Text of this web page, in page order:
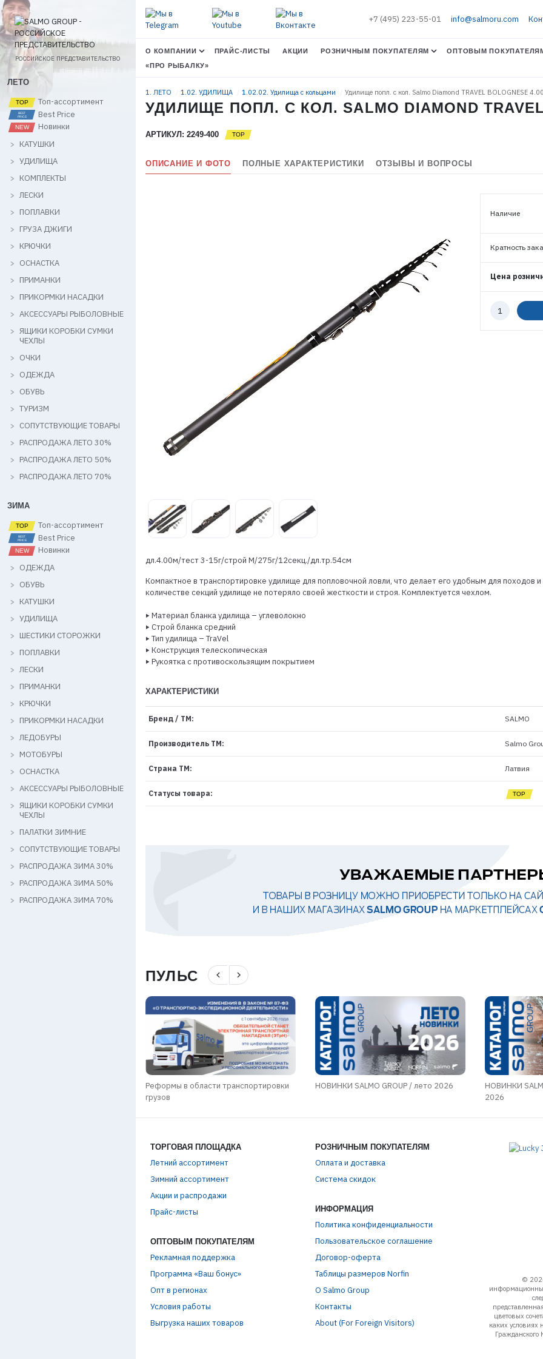
ЭЛЕКТРОННАЯ ПОЧТА (ЛОГИН)
ПАРОЛЬ
РОССИЙСКОЕ ПРЕДСТАВИТЕЛЬСТВО
ЛЕТО
Топ-ассортимент
Best Price
Новинки
КАТУШКИ
УДИЛИЩА
КОМПЛЕКТЫ
ЛЕСКИ
ПОПЛАВКИ
ГРУЗА ДЖИГИ
КРЮЧКИ
ОСНАСТКА
ПРИМАНКИ
ПРИКОРМКИ НАСАДКИ
АКСЕССУАРЫ РЫБОЛОВНЫЕ
ЯЩИКИ КОРОБКИ СУМКИ
ЧЕХЛЫ
ОЧКИ
ОДЕЖДА
ОБУВЬ
ТУРИЗМ
СОПУТСТВУЮЩИЕ ТОВАРЫ
РАСПРОДАЖА ЛЕТО 30%
РАСПРОДАЖА ЛЕТО 50%
РАСПРОДАЖА ЛЕТО 70%
ЗИМА
Топ-ассортимент
Best Price
Новинки
ОДЕЖДА
ОБУВЬ
КАТУШКИ
УДИЛИЩА
ШЕСТИКИ СТОРОЖКИ
ПОПЛАВКИ
ЛЕСКИ
ПРИМАНКИ
КРЮЧКИ
ПРИКОРМКИ НАСАДКИ
ЛЕДОБУРЫ
МОТОБУРЫ
ОСНАСТКА
АКСЕССУАРЫ РЫБОЛОВНЫЕ
ЯЩИКИ КОРОБКИ СУМКИ
ЧЕХЛЫ
ПАЛАТКИ ЗИМНИЕ
СОПУТСТВУЮЩИЕ ТОВАРЫ
РАСПРОДАЖА ЗИМА 30%
РАСПРОДАЖА ЗИМА 50%
РАСПРОДАЖА ЗИМА 70%
+7 (495) 223-55-01 info@salmoru.com
О КОМПАНИИ ПРАЙС-ЛИСТЫ АКЦИИ РОЗНИЧНЫМ ПОКУПАТЕЛЯМ ОПТОВЫМ
«ПРО РЫБАЛКУ»
1. ЛЕТО 1.02. УДИЛИЩА 1.02.02. Удилища с кольцами Удилище попл. с кол. Salmo Diamond TRAVEL BOLOGNESE 4.00
УДИЛИЩЕ ПОПЛ. С КОЛ. SALMO DIAMOND TRAVEL
АРТИКУЛ: 2249-400
ОПИСАНИЕ И ФОТО ПОЛНЫЕ ХАРАКТЕРИСТИКИ ОТЗЫВЫ И ВОПРОСЫ
Наличие
Кратность
Цена
Количество
дл.4.00м/тест 3-15г/строй M/275г/12секц./дл.тр.54см
Компактное в транспортировке удилище для попловочной ловли, что делает его удобным для
количестве секций удилище не потеряло своей жесткости и строя. Комплектуется чехлом.
‣ Материал бланка удилища – углеволокно
‣ Строй бланка средний
‣ Тип удилища – TraVel
‣ Конструкция телескопическая
‣ Рукоятка с противоскользящим покрытием
ХАРАКТЕРИСТИКИ
Бренд / ТМ: SALMO
Производитель ТМ: Salmo
Страна ТМ: Латвия
Статусы товара:
ПУЛЬС navigate_before navigate_next
Реформы в области транспортировки
грузов
НОВИНКИ SALMO GROUP / лето 2026
НОВИНКИ
2026
ТОРГОВАЯ ПЛОЩАДКА
Летний ассортимент
Зимний ассортимент
Акции и распродажи
Прайс-листы
ОПТОВЫМ ПОКУПАТЕЛЯМ
Рекламная поддержка
Программа «Ваш бонус»
Опт в регионах
Условия работы
Выгрузка наших товаров
РОЗНИЧНЫМ ПОКУПАТЕЛЯМ
Оплата и доставка
Система скидок
ИНФОРМАЦИЯ
Политика конфиденциальности
Пользовательское соглашение
Договор-оферта
Таблицы размеров Norfin
О Salmo Group
Контакты
About (For Foreign Visitors)
©
цветовых
каких условиях